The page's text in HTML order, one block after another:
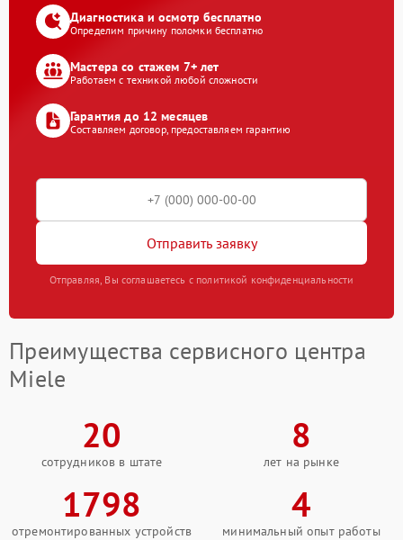
Диагностика и осмотр бесплатно
Определим причину поломки бесплатно
Мастера со стажем 7+ лет
Работаем с техникой любой сложности
Гарантия до 12 месяцев
Составляем договор, предоставляем гарантию
Отправить заявку
Отправляя, Вы соглашаетесь с политикой конфиденциальности
Преимущества сервисного центра
Miele
20
сотрудников в штате
8
лет на рынке
1798
отремонтированных устройств
4
минимальный опыт работы